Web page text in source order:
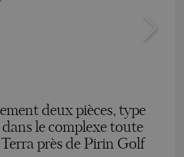
deux pièces, type
le complexe toute
près de Pirin Golf